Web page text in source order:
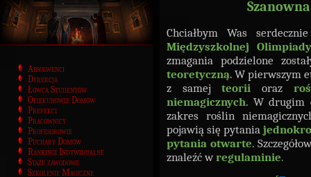
Absolwenci
Dyrekcja
Łowca Studentów
Opiekunowie Domów
Prefekci
Pracownicy
Profesorowie
Puchary Domów
Rankingi Indywidualne
Staże zawodowe
Szkolenie Magiczne
Chciałbym Was
Międzyszkolnej
zmagania podzielone
teoretyczną. W pierwszym
z samejteorii oraz
niemagicznych. W drugim
zakres roślin
pojawią się pytania
pytania otwarte.
znaleźć wregulaminie.